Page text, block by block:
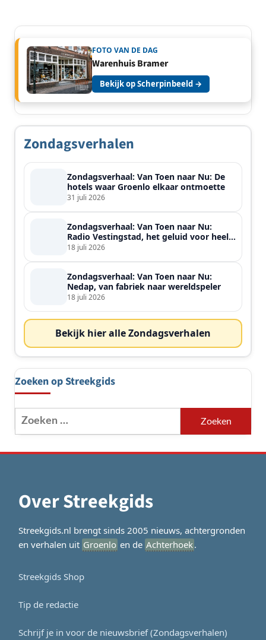
FOTO VAN DE DAG
Warenhuis Bramer
Bekijk op Scherpinbeeld →
Zondagsverhalen
Zondagsverhaal: Van Toen naar Nu: De
hotels waar Groenlo elkaar ontmoette
31 juli 2026
Zondagsverhaal: Van Toen naar Nu:
Radio Vestingstad, het geluid voor heel
de streek
18 juli 2026
Zondagsverhaal: Van Toen naar Nu:
Nedap, van fabriek naar wereldspeler
18 juli 2026
Bekijk hier alle Zondagsverhalen
Zoeken op Streekgids
Zoeken
naar:
Over Streekgids
Streekgids.nl brengt sinds 2005 nieuws, achtergronden
en verhalen uit Groenlo en de Achterhoek.
Streekgids Shop
Tip de redactie
Schrijf je in voor de nieuwsbrief (Zondagsverhalen)